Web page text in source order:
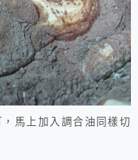
馬上加入調合油同樣切